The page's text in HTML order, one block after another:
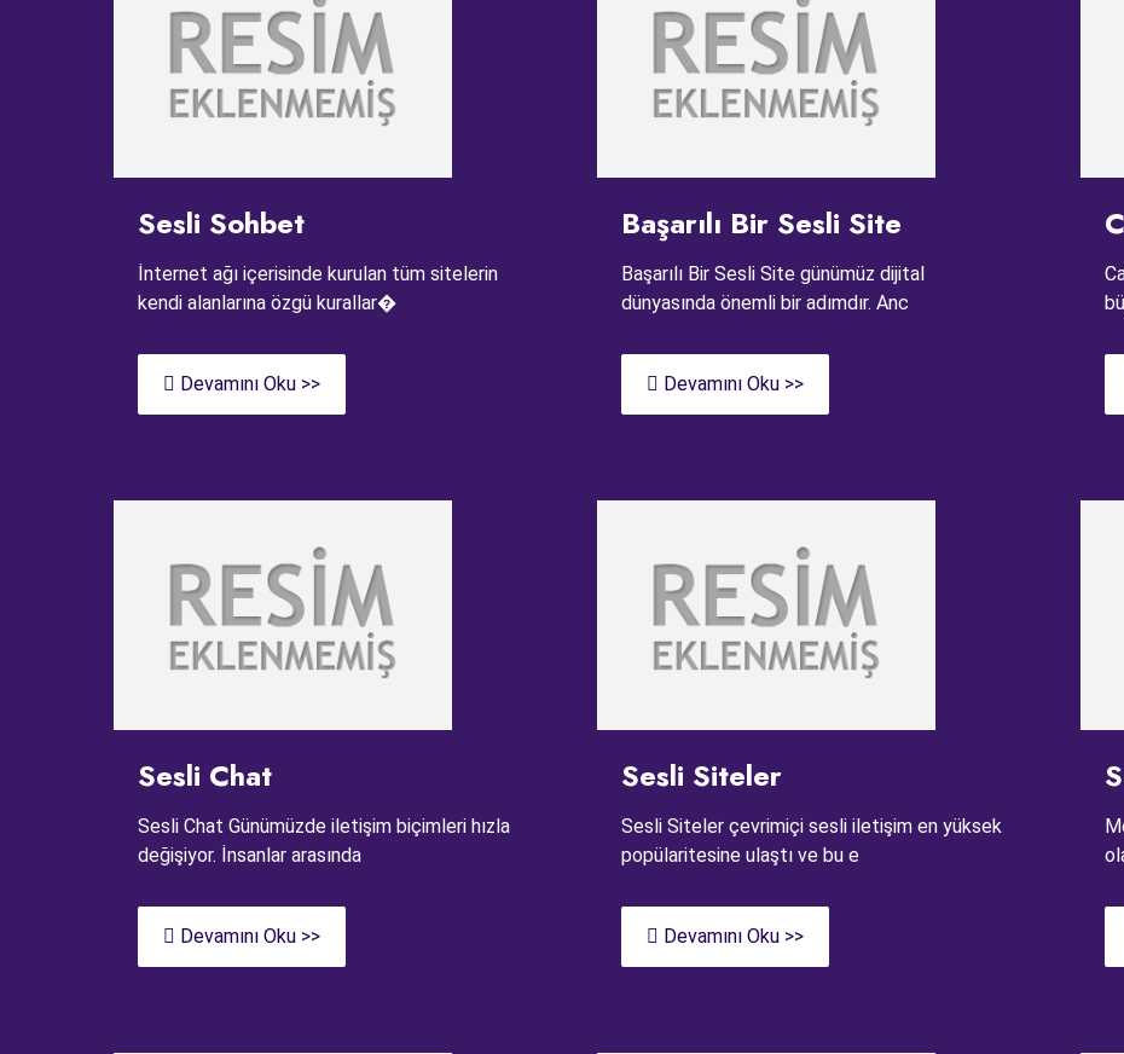
Sesli Sohbet
İnternet ağı içerisinde kurulan tüm sitelerin
kendi alanlarına özgü kurallar�
Devamını Oku >>
Başarılı Bir Sesli Site
Başarılı Bir Sesli Site günümüz dijital
dünyasında önemli bir adımdır. Anc
Devamını Oku >>
Sesli Chat
Sesli Chat Günümüzde iletişim biçimleri hızla
değişiyor. İnsanlar arasında
Devamını Oku >>
Sesli Siteler
Sesli Siteler çevrimiçi sesli iletişim en yüksek
popülaritesine ulaştı ve bu e
Devamını Oku >>